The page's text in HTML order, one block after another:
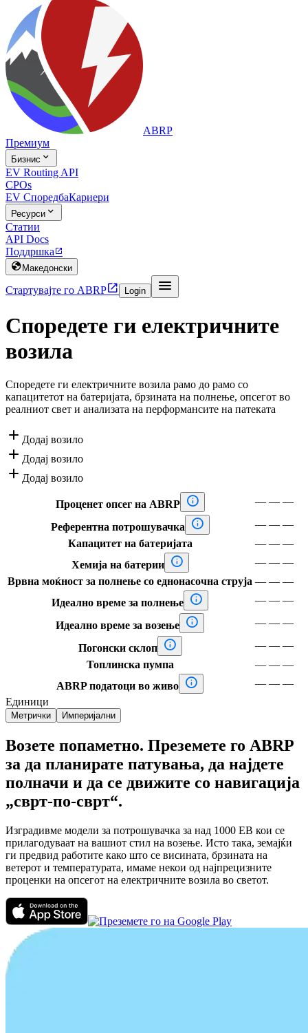
ABRP
Премиум
Бизнис 
EV Routing API
CPOs
EV СпоредбаКариери
Ресурси 
Статии
API Docs
Поддршка
 Македонски
Стартувајте го ABRP Login 
Споредете ги електричните
возила
Споредете ги електричните возила рамо до рамо со
капацитетот на батеријата, брзината на полнење, опсегот во
реалниот свет и анализата на перформансите на патеката
 Додај возило
 Додај возило
 Додај возило
Проценет опсег на ABRP  — — —
Референтна потрошувачка  — — —
Капацитет на батеријата
— — —
Хемија на батерии
 — — —
Врвна моќност за полнење со еднонасочна струја — — —
Идеално време за полнење  — — —
Идеално време за возење  — — —
Погонски склоп  — — —
Топлинска пумпа
— — —
ABRP податоци во живо  — — —
Единици
Метрички Империјални
Возете попаметно. Преземете го ABRP
за да планирате патувања, да најдете
полначи и да се движите со навигација
„сврт-по-сврт“.
Изградивме модели за потрошувачка за над 1000 ЕВ кои се
прилагодуваат на вашиот стил на возење. Исто така, земајќи
ги предвид работите како што се висината, брзината на
ветерот и температурата, имаме некои од најпрецизните
проценки на опсегот на електричните возила во светот.